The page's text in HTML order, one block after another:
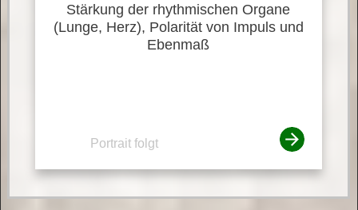
Stärkung der rhythmischen Organe
(Lunge, Herz), Polarität von Impuls und
Ebenmaß
Portrait folgt